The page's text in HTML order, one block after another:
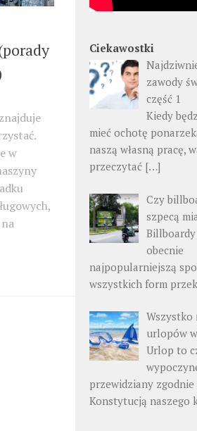
w
Ciekawostki
zawody
część 1
Kiedy
mieć ochotę
naszą własną pracę,
przeczytać […]
Czy
szpecą
Billboardy
obecnie
najpopularniejszą
wszystkich form
Wszystko
urlopów
Urlop to
przewidziany zgodnie
Konstytucją naszego